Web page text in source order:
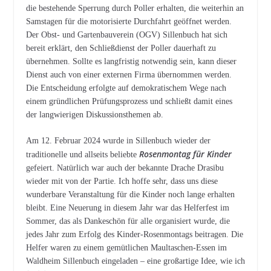
die bestehende Sperrung durch Poller erhalten, die weiterhin an
Samstagen für die motorisierte Durchfahrt geöffnet werden.
Der Obst- und Gartenbauverein (OGV) Sillenbuch hat sich
bereit erklärt, den Schließdienst der Poller dauerhaft zu
übernehmen. Sollte es langfristig notwendig sein, kann dieser
Dienst auch von einer externen Firma übernommen werden.
Die Entscheidung erfolgte auf demokratischem Wege nach
einem gründlichen Prüfungsprozess und schließt damit eines
der langwierigen Diskussionsthemen ab.
Am 12. Februar 2024 wurde in Sillenbuch wieder der
traditionelle und allseits beliebte Rosenmontag für Kinder
gefeiert. Natürlich war auch der bekannte Drache Drasibu
wieder mit von der Partie. Ich hoffe sehr, dass uns diese
wunderbare Veranstaltung für die Kinder noch lange erhalten
bleibt. Eine Neuerung in diesem Jahr war das Helferfest im
Sommer, das als Dankeschön für alle organisiert wurde, die
jedes Jahr zum Erfolg des Kinder-Rosenmontags beitragen. Die
Helfer waren zu einem gemütlichen Maultaschen-Essen im
Waldheim Sillenbuch eingeladen – eine großartige Idee, wie ich